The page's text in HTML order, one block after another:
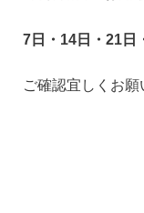
7日・14日・21日
ご確認宜しくお